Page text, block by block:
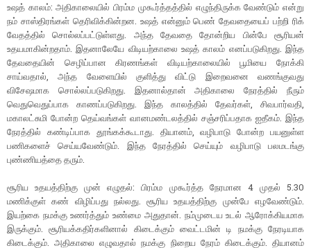
உஷத் காலம்: அதிகாலையில் பிரம்ம முகூர்த்தத்தில் எழுந்திருக்க வேண்டும் என்று
நம் சாஸ்திரங்கள் தெரிவிக்கின்றன. உஷத் என்னும் பெண் தேவதையைப் பற்றி ரிக்
வேதத்தில் சொல்லப்பட்டுள்ளது. அந்த தேவதை தோன்றிய பின்பே சூரியன்
உதயமாகின்றதாம். இதனாலேயே விடியற்காலை உஷத் காலம் எனப்படுகிறது. இந்த
தேவதையின் செழிப்பான கிரணங்கள் விடியற்காலையில் பூமியை நோக்கி
சாய்வதால், அந்த வேளையில் குளித்து விட்டு இறைவனை வணங்குவது
விசேஷமாக சொல்லப்படுகிறது. இதனால்தான் அதிகாலை நேரத்தில் நீரும்
வெதுவெதுப்பாக காணப்படுகிறது. இந்த காலத்தில் தேவர்கள், சிவபார்வதி,
மகாலட்சுமி போன்ற தெய்வங்கள் வானமண்டலத்தில் சஞ்சரிப்பதாக ஐதீகம். இந்த
நேரத்தில் கண்டிப்பாக தூங்கக்கூடாது. தியானம், வழிபாடு போன்ற பயனுள்ள
பணிகளைச் செய்யவேண்டும். இந்த நேரத்தில் செய்யும் வழிபாடு பலமடங்கு
புண்ணியத்தை தரும்.
சூரிய உதயத்திற்கு முன் எழுதல்: பிரம்ம முகூர்த்த நேரமான 4 முதல் 5.30
மணிக்குள் கண் விழிப்பது நல்லது. சூரிய உதயத்திற்கு முன்பே எழவேண்டும்.
இயற்கை நமக்கு உணர்த்தும் உண்மை அதுதான். நம்முடைய உடல் ஆரோக்கியமாக
இருக்கும். சூரியக்கதிர்களினால் கிடைக்கும் வைட்டமின் டி நமக்கு நேரடியாக
கிடைக்கும். அதிகாலை எழுவதால் நமக்கு நிறைய நேரம் கிடைக்கும். தியானம்